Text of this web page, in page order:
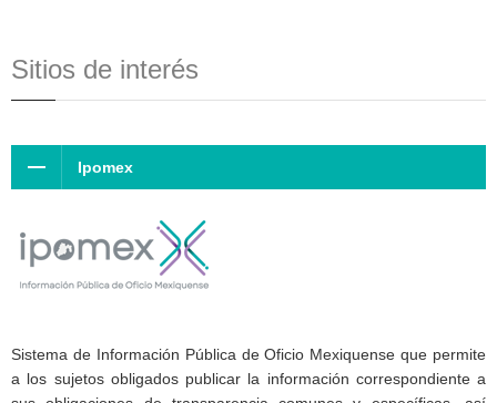
Sitios de interés
Ipomex
Sistema de Información Pública de Oficio Mexiquense que permite
a los sujetos obligados publicar la información correspondiente a